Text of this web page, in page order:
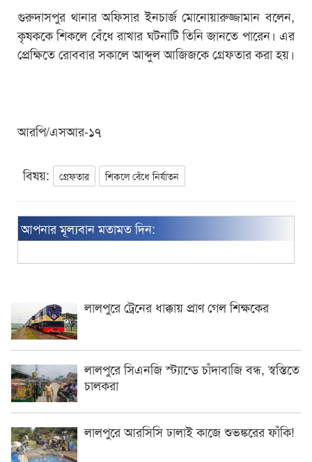
গুরুদাসপুর থানার অফিসার ইনচার্জ মোনোয়ারুজ্জামান বলেন,
কৃষককে শিকলে বেঁধে রাখার ঘটনাটি তিনি জানতে পারেন। এর
প্রেক্ষিতে রোববার সকালে আব্দুল আজিজকে গ্রেফতার করা হয়।
আরপি/এসআর-১৭
বিষয়: গ্রেফতার শিকলে বেঁধে নির্যাতন
আপনার মূল্যবান মতামত দিন:
লালপুরে ট্রেনের ধাক্কায় প্রাণ গেল শিক্ষকের
লালপুরে সিএনজি স্ট্যান্ডে চাঁদাবাজি বন্ধ, স্বস্তিতে
চালকরা
লালপুরে আরসিসি ঢালাই কাজে শুভঙ্করের ফাঁকি!